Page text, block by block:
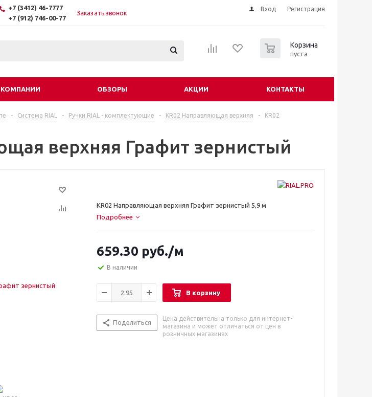
+7 (3412) 46-7777
+7 (912) 746-00-77
Заказать звонок
Вход Регистрация
Корзина
пуста
КОМПАНИИ ОБЗОРЫ АКЦИИ КОНТАКТЫ
- Система RIAL - Ручки RIAL - комплектующие - KR02 Направляющая верхняя -
KR02
верхняя Графит зернистый
KR02 Направляющая верхняя Графит зернистый 5,9 м
Подробнее
659.30 руб./м
В наличии
В корзину
Поделиться
Цена действительна только для интернет-
магазина и может отличаться от цен в
розничных магазинах